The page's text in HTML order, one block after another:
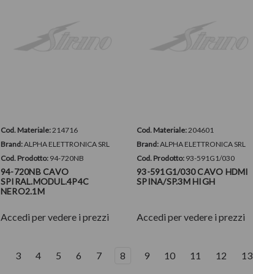
Cod. Materiale: 214716
Brand:ALPHA ELETTRONICA SRL
Cod. Prodotto: 94-720NB
94-720NB CAVO
SPIRAL.MODUL.4P4C
NERO2.1M
Accedi per vedere i prezzi
Cod. Materiale: 204601
Brand:ALPHA ELETTRONICA SRL
Cod. Prodotto: 93-591G1/030
93-591G1/030 CAVO HDMI
SPINA/SP.3M HIGH
Accedi per vedere i prezzi
3 4 5 6 7 8 9 10 11 12 13